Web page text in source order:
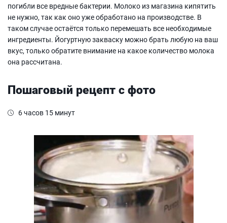
погибли все вредные бактерии. Молоко из магазина кипятить
не нужно, так как оно уже обработано на производстве. В
таком случае остаётся только перемешать все необходимые
ингредиенты. Йогуртную закваску можно брать любую на ваш
вкус, только обратите внимание на какое количество молока
она рассчитана.
Пошаговый рецепт с фото
6 часов 15 минут